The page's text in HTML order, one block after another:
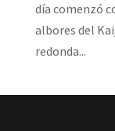
día comenzó
albores del
redonda...